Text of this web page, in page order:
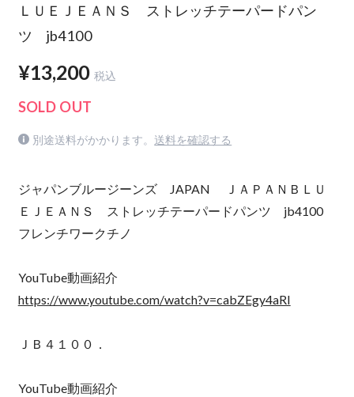
ＬＵＥＪＥＡＮＳ ストレッチテーパードパン
ツ jb4100
¥13,200 税込
SOLD OUT
別途送料がかかります。 送料を確認する
ジャパンブルージーンズ JAPAN ＪＡＰＡＮＢＬＵ
ＥＪＥＡＮＳ ストレッチテーパードパンツ jb4100
フレンチワークチノ
YouTube動画紹介
https://www.youtube.com/watch?v=cabZEgy4aRI
ＪＢ４１００．
YouTube動画紹介